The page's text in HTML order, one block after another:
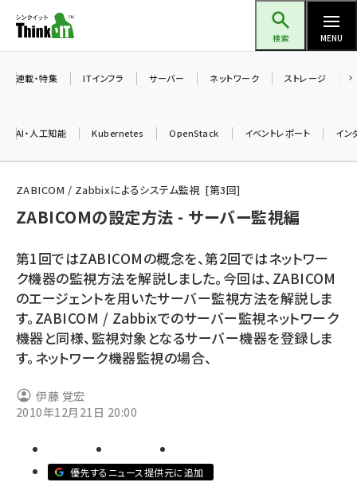
ン
ツ
検索 MENU
加藤銘のチーム貢献～仲間と築いた勝利の絆～ (2329)
北海道をのんびり旅する晴山佳須夫のヒント集！ (2050)
drupal (1966)
genai (1494)
abc123 (1371)
連載・特集 ITインフラ サーバー ネットワーク ストレージ
AI・人工知能 Kubernetes OpenStack イベントレポート イン
ZABICOM / Zabbixによるシステム監視 第3回
ZABICOMの設定方法 - サーバー監視編
第1回ではZABICOMの概念を、第2回ではネットワー
ク機器の監視方法を解説しました。今回は、ZABICOM
のエージェントを用いたサーバー監視方法を解説しま
す。ZABICOM / Zabbixでのサーバー監視ネットワーク
機器と同様、監視対象となるサーバー機器を登録しま
す。ネットワーク機器監視の場合、
伊藤 覚宏
2010年12月21日 20:00
優先するニュース提供元に追加